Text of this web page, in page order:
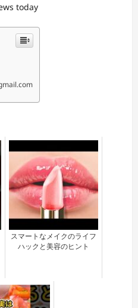
today
スマートなメイクのライフ
ハックと美容のヒント